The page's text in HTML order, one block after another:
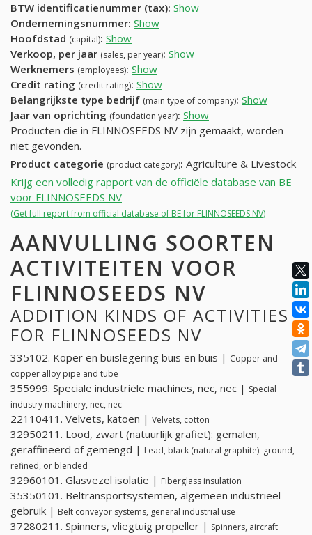
BTW identificatienummer (tax): Show
Ondernemingsnummer: Show
Hoofdstad (capital): Show
Verkoop, per jaar (sales, per year): Show
Werknemers (employees): Show
Credit rating (credit rating): Show
Belangrijkste type bedrijf (main type of company): Show
Jaar van oprichting (foundation year): Show
Producten die in FLINNOSEEDS NV zijn gemaakt, worden
niet gevonden.
Product categorie (product category): Agriculture & Livestock
Krijg een volledig rapport van de officiële database van BE
voor FLINNOSEEDS NV
(Get full report from official database of BE for FLINNOSEEDS NV)
AANVULLING SOORTEN
ACTIVITEITEN VOOR
FLINNOSEEDS NV
ADDITION KINDS OF ACTIVITIES
FOR FLINNOSEEDS NV
335102. Koper en buislegering buis en buis | Copper and
copper alloy pipe and tube
355999. Speciale industriële machines, nec, nec | Special
industry machinery, nec, nec
22110411. Velvets, katoen | Velvets, cotton
32950211. Lood, zwart (natuurlijk grafiet): gemalen,
geraffineerd of gemengd | Lead, black (natural graphite): ground,
refined, or blended
32960101. Glasvezel isolatie | Fiberglass insulation
35350101. Beltransportsystemen, algemeen industrieel
gebruik | Belt conveyor systems, general industrial use
37280211. Spinners, vliegtuig propeller | Spinners, aircraft